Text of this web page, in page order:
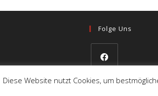
Folge Uns
Diese Website nutzt Cookies, um